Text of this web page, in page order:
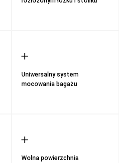
Uniwersalny system
mocowania bagażu
Wolna powierzchnia